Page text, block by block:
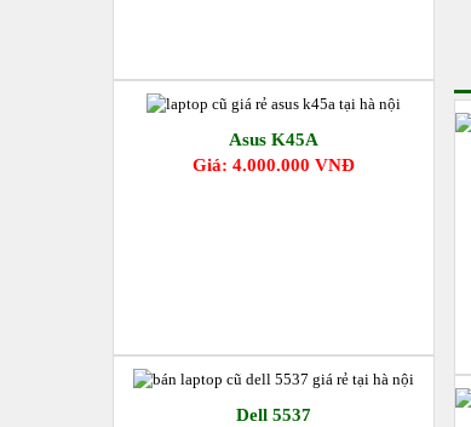
Asus K45A
Giá: 4.000.000 VNĐ
Dell 5537